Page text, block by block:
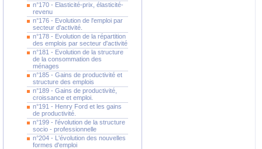
n°170 - Elasticité-prix, élasticité-
revenu
n°176 - Evolution de l'emploi par
secteur d'activité.
n°178 - Evolution de la répartition
des emplois par secteur d'activité
n°181 - Evolution de la structure
de la consommation des
ménages
n°185 - Gains de productivité et
structure des emplois
n°189 - Gains de productivité,
croissance et emploi.
n°191 - Henry Ford et les gains
de productivité.
n°199 - l'évolution de la structure
socio - professionnelle
n°204 - L'évolution des nouvelles
formes d'emploi